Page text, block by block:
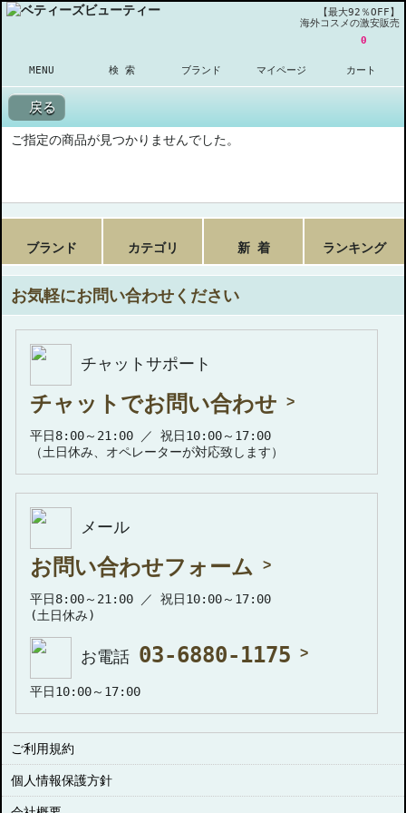
【最大92％OFF】
海外コスメの激安販売
MENU 検 索 ブランド マイページ
0
カート
戻る
ご指定の商品が見つかりませんでした。
ブランド カテゴリ 新 着 ランキング
お気軽にお問い合わせください
チャットサポート
チャットでお問い合わせ
平日8:00～21:00 ／ 祝日10:00～17:00
（土日休み、オペレーターが対応致します）
メール
お問い合わせフォーム
平日8:00～21:00 ／ 祝日10:00～17:00
(土日休み)
お電話 03-6880-1175
平日10:00～17:00
ご利用規約
個人情報保護方針